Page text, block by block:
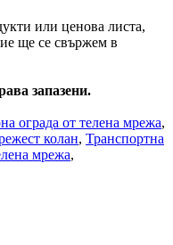
или ценова листа,
ще се свържем в
запазени.
ограда от телена мрежа,
колан, Транспортна
мрежа,